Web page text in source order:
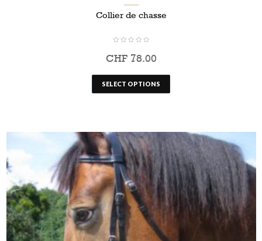
Collier de chasse
CHF78.00
SELECT OPTIONS